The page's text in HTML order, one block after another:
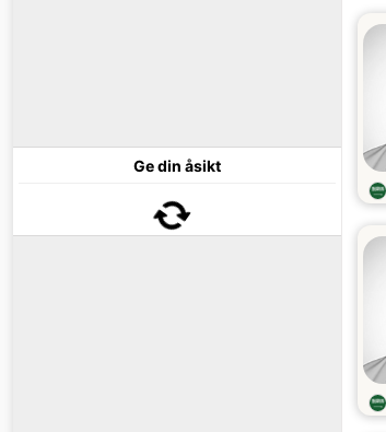
Ge din åsikt